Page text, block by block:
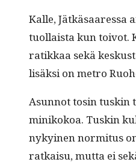
Kalle,
tuol­laista kun toiv­ot.
ratikkaa sekä
lisäk­si on metro
Asun­not tosin tuskin
minikokoa. Tuskin
nykyi­nen nor­mi­tus
ratkaisu, mut­ta ei